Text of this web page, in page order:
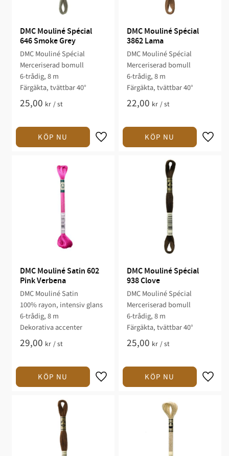
DMC Mouliné Spécial
646 Smoke Grey
DMC Mouliné Spécial
Merceriserad bomull
6-trådig, 8 m
Färgäkta, tvättbar 40°
25,00 kr /st
DMC Mouliné Spécial
3862 Lama
DMC Mouliné Spécial
Merceriserad bomull
6-trådig, 8 m
Färgäkta, tvättbar 40°
22,00 kr /st
DMC Mouliné Satin 602
Pink Verbena
DMC Mouliné Satin
100% rayon, intensiv glans
6-trådig, 8 m
Dekorativa accenter
29,00 kr /st
DMC Mouliné Spécial
938 Clove
DMC Mouliné Spécial
Merceriserad bomull
6-trådig, 8 m
Färgäkta, tvättbar 40°
25,00 kr /st